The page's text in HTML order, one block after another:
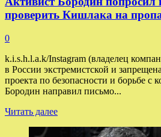
проверить Кишлака на
0
k.i.s.h.l.a.k/Instagram (владелец
в России экстремистской и
проекта по безопасности и борьбе с
Бородин направил письмо...
Читать далееПрочитать